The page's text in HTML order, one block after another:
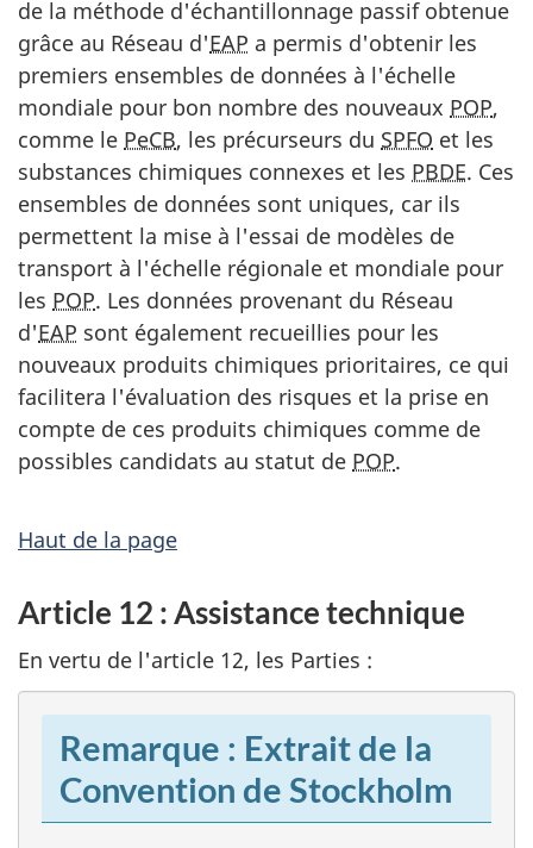
de la méthode d'échantillonnage passif obtenue
grâce au Réseau d'EAP a permis d'obtenir les
premiers ensembles de données à l'échelle
mondiale pour bon nombre des nouveaux POP,
comme le PeCB, les précurseurs du SPFO et les
substances chimiques connexes et les PBDE. Ces
ensembles de données sont uniques, car ils
permettent la mise à l'essai de modèles de
transport à l'échelle régionale et mondiale pour
les POP. Les données provenant du Réseau
d'EAP sont également recueillies pour les
nouveaux produits chimiques prioritaires, ce qui
facilitera l'évaluation des risques et la prise en
compte de ces produits chimiques comme de
possibles candidats au statut de POP.
Haut de la page
Article 12 : Assistance technique
En vertu de l'article 12, les Parties :
Remarque : Extrait de la
Convention de Stockholm